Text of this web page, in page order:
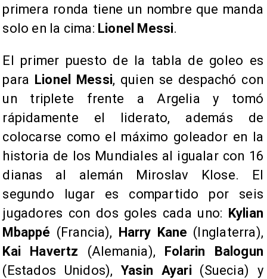
primera ronda tiene un nombre que manda
solo en la cima: Lionel Messi.
El primer puesto de la tabla de goleo es
para Lionel Messi, quien se despachó con
un triplete frente a Argelia y tomó
rápidamente el liderato, además de
colocarse como el máximo goleador en la
historia de los Mundiales al igualar con 16
dianas al alemán Miroslav Klose. El
segundo lugar es compartido por seis
jugadores con dos goles cada uno: Kylian
Mbappé (Francia), Harry Kane (Inglaterra),
Kai Havertz (Alemania), Folarin Balogun
(Estados Unidos),Yasin Ayari (Suecia) y